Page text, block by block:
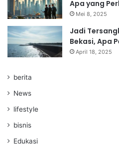
Apa yang
Mei 8, 2025
Jadi
Bekasi, Apa
April 18, 2025
berita
News
lifestyle
bisnis
Edukasi